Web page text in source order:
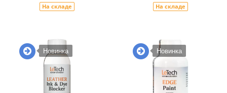
На складе На складе
Новинка Новинка